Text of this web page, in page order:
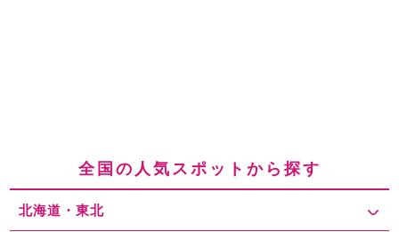
全国の人気スポットから探す
北海道・東北